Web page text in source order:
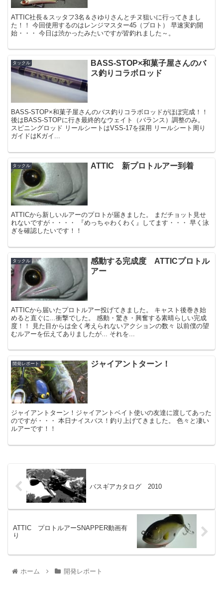
ATTIC社長＆スッタフ3名＆さゆりさんとチヌ狙いに行ってきまし
た！！ 今回使用するのはレンジマスター45（プロト） 早速実釣開
始・・・ 今日は渋かったみたいですが皆釣れました～。
タックル
BASS-STOP×和菓子屋さんのバ
ス釣りコラボロッド
BASS-STOP×和菓子屋さんのバス釣りコラボロッドがほぼ完成！！
後はBASS-STOPに行き最終的なウェイト（バランス）調整のみ。
スピニングロッド リールシートはVSS-17を採用 リールシート周り
ガイドはKガイ...
タックル ATTIC 新プロトルアー到着
ATTICから新しいルアーのプロトが届きました。 まだチョット見せ
れないですが・・・・ 『めっちゃわくわく』してます・・・ 早く泳
ぎを確認したいです！！
タックル
感動する完成度 ATTICプロトル
アー
ATTICから届いたプロトルアー投げてきました。 キャスト後巻き始
めると直ぐに...衝撃でした。 感動・驚き・興奮する素晴らしい完成
度！！ 見た目からは全く考えられないアクションの数々 以前僕の望
むルアーを伝えてありましたが... それを...
開発レポート ジャイアントターン！
ジャイアントターン！ジャイアントベイト使いの友達に渡してあった
のですが・・・ 本日ナイスバス！釣り上げてきました。 色々と凄い
ルアーです！！
バスギアカタログ 2010
ATTIC プロトルアーSNAPPER動画有
り
ホーム 開発レポート